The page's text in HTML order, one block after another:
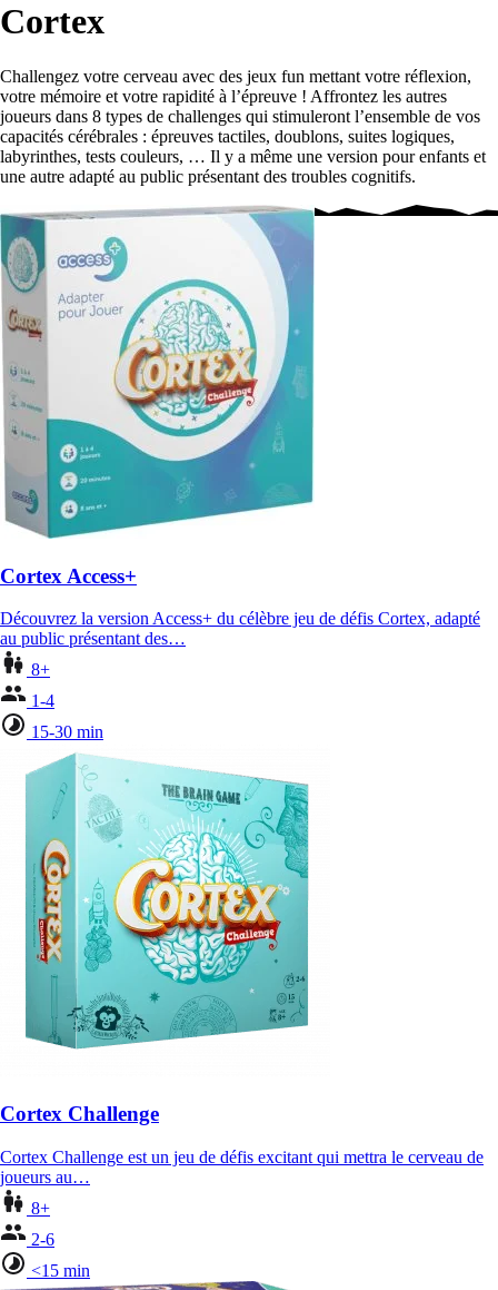
Cortex
Challengez votre cerveau avec des jeux fun mettant votre réflexion,
votre mémoire et votre rapidité à l’épreuve ! Affrontez les autres
joueurs dans 8 types de challenges qui stimuleront l’ensemble de vos
capacités cérébrales : épreuves tactiles, doublons, suites logiques,
labyrinthes, tests couleurs, … Il y a même une version pour enfants et
une autre adapté au public présentant des troubles cognitifs.
Cortex Access+
Découvrez la version Access+ du célèbre jeu de défis Cortex, adapté
au public présentant des…
8+
1-4
15-30 min
Cortex Challenge
Cortex Challenge est un jeu de défis excitant qui mettra le cerveau de
joueurs au…
8+
2-6
<15 min